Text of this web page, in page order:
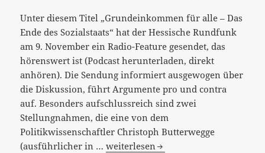
Eigenheiten
und
ihr
Missbrauch
Unter diesem Titel „Grundeinkommen für alle – Das
Ende des Sozialstaats“ hat der Hessische Rundfunk
am 9. November ein Radio-Feature gesendet, das
hörenswert ist (Podcast herunterladen, direkt
anhören). Die Sendung informiert ausgewogen über
die Diskussion, führt Argumente pro und contra
auf. Besonders aufschlussreich sind zwei
Stellungnahmen, die eine von dem
Politikwissenschaftler Christoph Butterwegge
(ausführlicher in …Missbrauchsbefürchtungen,
weiterlesen